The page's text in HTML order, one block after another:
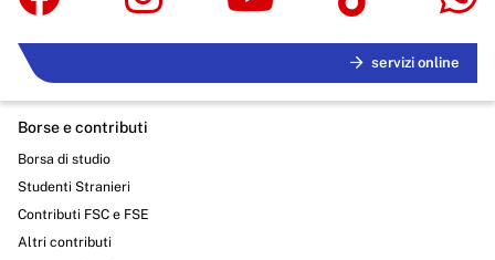
servizi online
Borse e contributi
Borsa di studio
Studenti Stranieri
Contributi FSC e FSE
Altri contributi